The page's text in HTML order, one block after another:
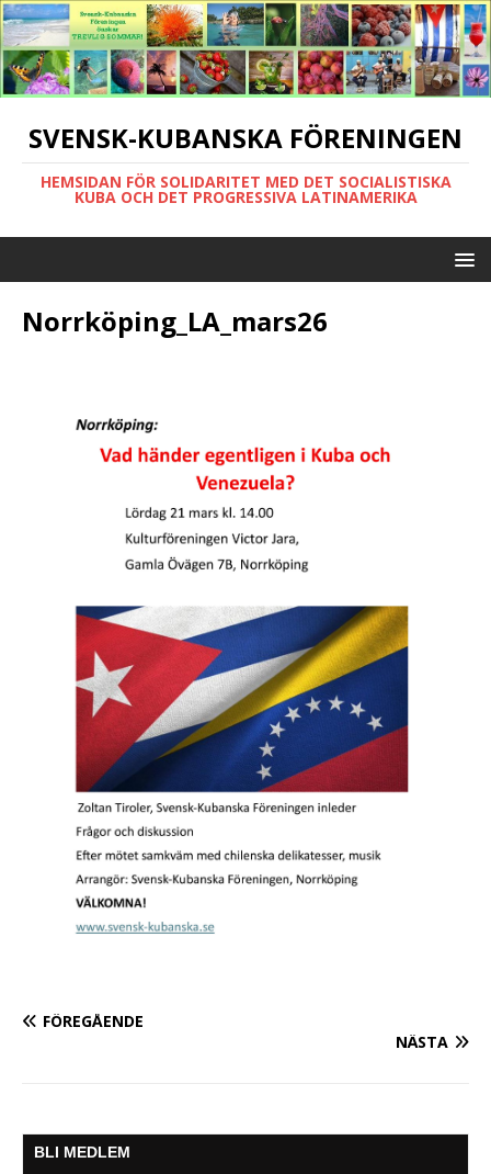
SVENSK-KUBANSKA FÖRENINGEN
HEMSIDAN FÖR SOLIDARITET MED DET SOCIALISTISKA
KUBA OCH DET PROGRESSIVA LATINAMERIKA
Norrköping_LA_mars26
FÖREGÅENDE
NÄSTA
BLI MEDLEM